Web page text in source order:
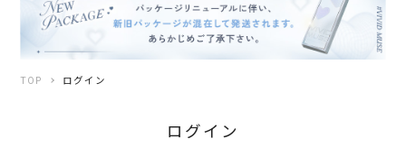
TOP ログイン
ログイン